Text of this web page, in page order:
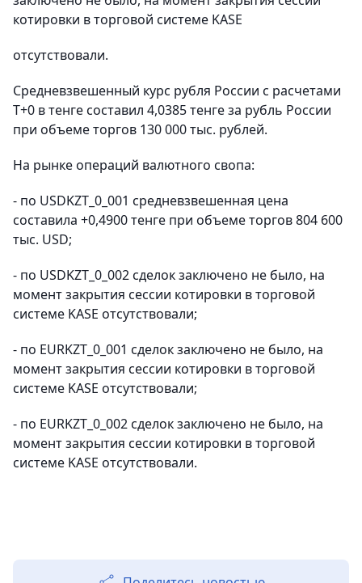
котировки в торговой системе KASE
отсутствовали.
Средневзвешенный курс рубля России с расчетами
T+0 в тенге составил 4,0385 тенге за рубль России
при объеме торгов 130 000 тыс. рублей.
На рынке операций валютного свопа:
- по USDKZT_0_001 средневзвешенная цена
составила +0,4900 тенге при объеме торгов 804 600
тыс. USD;
- по USDKZT_0_002 сделок заключено не было, на
момент закрытия сессии котировки в торговой
системе KASE отсутствовали;
- по EURKZT_0_001 сделок заключено не было, на
момент закрытия сессии котировки в торговой
системе KASE отсутствовали;
- по EURKZT_0_002 сделок заключено не было, на
момент закрытия сессии котировки в торговой
системе KASE отсутствовали.